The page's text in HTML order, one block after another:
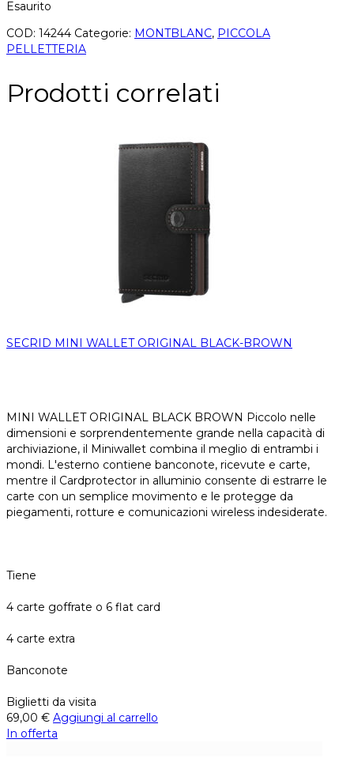
Esaurito
COD: 14244 Categorie: MONTBLANC, PICCOLA
PELLETTERIA
Prodotti correlati
SECRID MINI WALLET ORIGINAL BLACK-BROWN
MINI WALLET ORIGINAL BLACK BROWN Piccolo nelle
dimensioni e sorprendentemente grande nella capacità di
archiviazione, il Miniwallet combina il meglio di entrambi i
mondi. L'esterno contiene banconote, ricevute e carte,
mentre il Cardprotector in alluminio consente di estrarre le
carte con un semplice movimento e le protegge da
piegamenti, rotture e comunicazioni wireless indesiderate.
Tiene
4 carte goffrate o 6 flat card
4 carte extra
Banconote
Biglietti da visita
69,00 € Aggiungi al carrello
In offerta